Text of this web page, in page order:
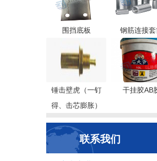
围挡底板 钢筋连接
锤击壁虎（一钉
得、击芯膨胀）
干挂胶AB
联系我们